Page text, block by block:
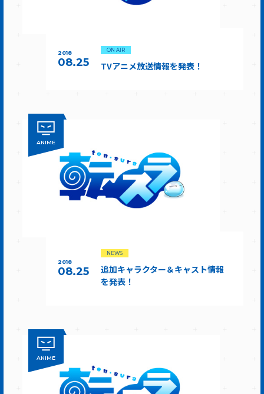
2018
08.25
ON AIR
TVアニメ放送情報を発表！
ANIME
2018
08.25
NEWS
追加キャラクター＆キャスト情報
を発表！
ANIME